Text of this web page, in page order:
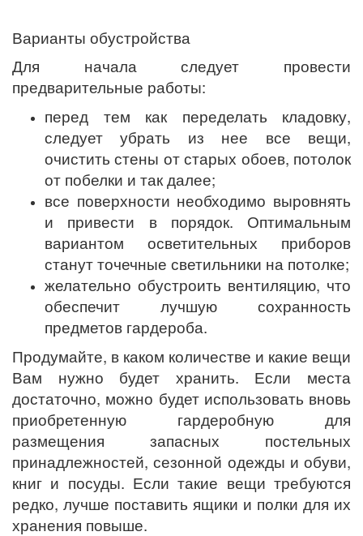
Варианты обустройства
Для начала следует провести
предварительные работы:
перед тем как переделать кладовку,
следует убрать из нее все вещи,
очистить стены от старых обоев, потолок
от побелки и так далее;
все поверхности необходимо выровнять
и привести в порядок. Оптимальным
вариантом осветительных приборов
станут точечные светильники на потолке;
желательно обустроить вентиляцию, что
обеспечит лучшую сохранность
предметов гардероба.
Продумайте, в каком количестве и какие вещи
Вам нужно будет хранить. Если места
достаточно, можно будет использовать вновь
приобретенную гардеробную для
размещения запасных постельных
принадлежностей, сезонной одежды и обуви,
книг и посуды. Если такие вещи требуются
редко, лучше поставить ящики и полки для их
хранения повыше.